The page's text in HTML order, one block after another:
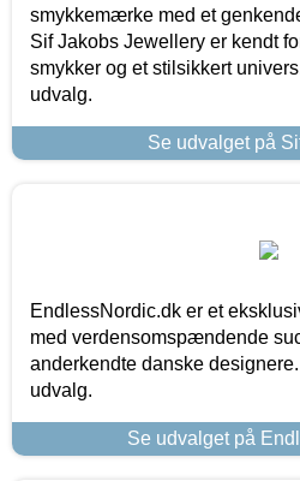
smykkemærke med et
Sif Jakobs Jewellery er kendt
smykker og et stilsikkert
udvalg.
Se udvalget på
EndlessNordic.dk er et
med verdensomspændende
anderkendte danske
udvalg.
Se udvalget på